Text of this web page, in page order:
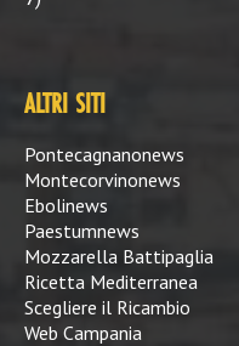
ALTRI SITI
Pontecagnanonews
Montecorvinonews
Ebolinews
Paestumnews
Mozzarella Battipaglia
Ricetta Mediterranea
Scegliere il Ricambio
Web Campania